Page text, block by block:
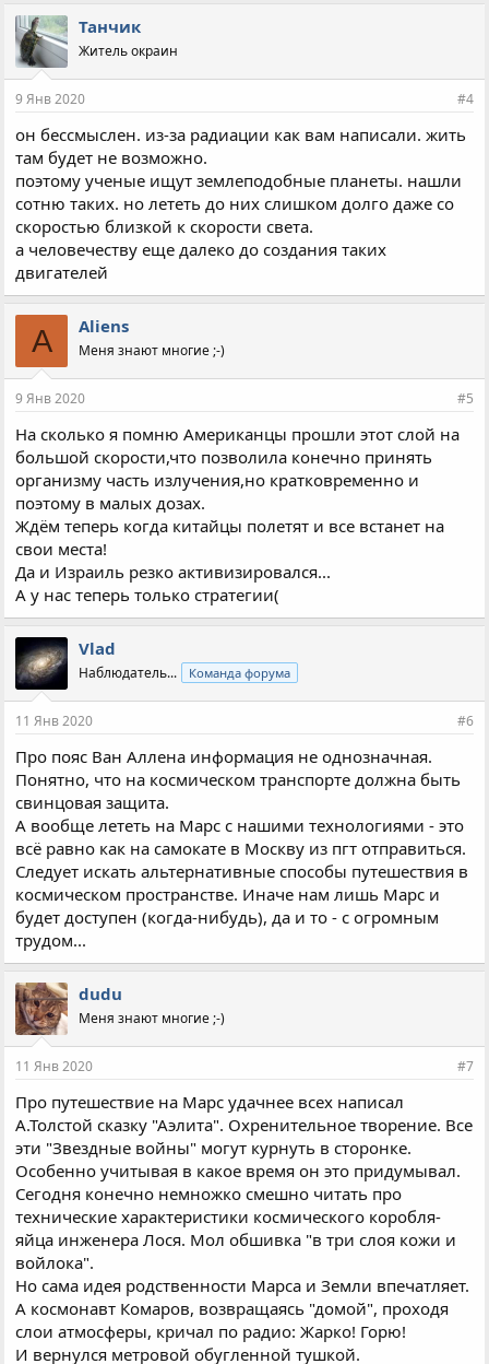
п
а
т
и
:
Танчик
Житель окраин
9 Янв 2020 #4
он бессмыслен. из-за радиации как вам написали. жить
там будет не возможно.
поэтому ученые ищут землеподобные планеты. нашли
сотню таких. но лететь до них слишком долго даже со
скоростью близкой к скорости света.
а человечеству еще далеко до создания таких
двигателей
A Aliens
Меня знают многие ;-)
9 Янв 2020 #5
На сколько я помню Американцы прошли этот слой на
большой скорости,что позволила конечно принять
организму часть излучения,но кратковременно и
поэтому в малых дозах.
Ждём теперь когда китайцы полетят и все встанет на
свои места!
Да и Израиль резко активизировался...
А у нас теперь только стратегии(
Vlad
Наблюдатель... Команда форума
11 Янв 2020 #6
Про пояс Ван Аллена информация не однозначная.
Понятно, что на космическом транспорте должна быть
свинцовая защита.
А вообще лететь на Марс с нашими технологиями - это
всё равно как на самокате в Москву из пгт отправиться.
Следует искать альтернативные способы путешествия в
космическом пространстве. Иначе нам лишь Марс и
будет доступен (когда-нибудь), да и то - с огромным
трудом...
dudu
Меня знают многие ;-)
11 Янв 2020 #7
Про путешествие на Марс удачнее всех написал
А.Толстой сказку "Аэлита". Охренительное творение. Все
эти "Звездные войны" могут курнуть в сторонке.
Особенно учитывая в какое время он это придумывал.
Сегодня конечно немножко смешно читать про
технические характеристики космического коробля-
яйца инженера Лося. Мол обшивка "в три слоя кожи и
войлока".
Но сама идея родственности Марса и Земли впечатляет.
А космонавт Комаров, возвращаясь "домой", проходя
слои атмосферы, кричал по радио: Жарко! Горю!
И вернулся метровой обугленной тушкой.